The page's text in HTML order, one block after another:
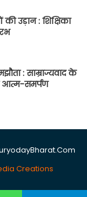
उड़ान : शिक्षिका
: साम्राज्यवाद के
आत्म-समर्पण
Creations